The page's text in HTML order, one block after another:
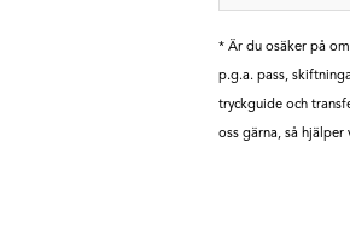
* Är du osäker på
p.g.a. pass,
tryckguide och
oss gärna, så